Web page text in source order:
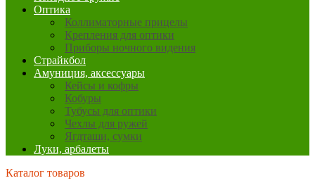
Оптика
Коллиматорные прицелы
Крепления для оптики
Приборы ночного видения
Страйкбол
Амуниция, аксессуары
Кейсы и кофры
Кобуры
Тубусы для оптики
Чехлы для ружей
Ягдташи, сумки
Луки, арбалеты
Каталог товаров